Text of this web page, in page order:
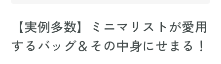
【実例多数】ミニマリストが愛用
するバッグ＆その中身にせまる！